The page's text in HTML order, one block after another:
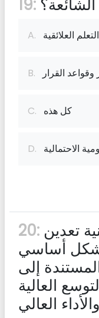
19:
A. العلائقية
B. القرار
C. كل هذه
D. الاحتمالية
20:
بشكل أساسي
إلى
العالية